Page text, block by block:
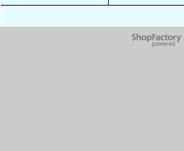
WebShop erstellt mit
ShopFactory Shop